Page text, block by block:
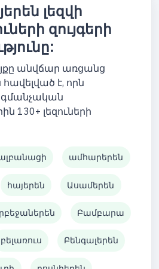
լեզվի
զույգերի
անվճար առցանց
է, որն
130+ լեզուների
ամհարերեն
հայերեն Ասամերեն
Բամբարա
բելառուս Բենգալերեն